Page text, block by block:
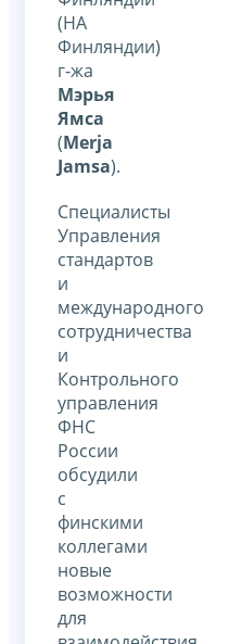
(НА
Финляндии)
г-жа
Мэрья
Ямса
(Merja
Jamsa).
Специалисты
Управления
стандартов
и
международного
сотрудничества
и
Контрольного
управления
ФНС
России
обсудили
с
финскими
коллегами
новые
возможности
для